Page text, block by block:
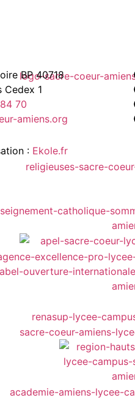
BP 40718
Cedex 1
70
amiens.org
: Ekole.fr